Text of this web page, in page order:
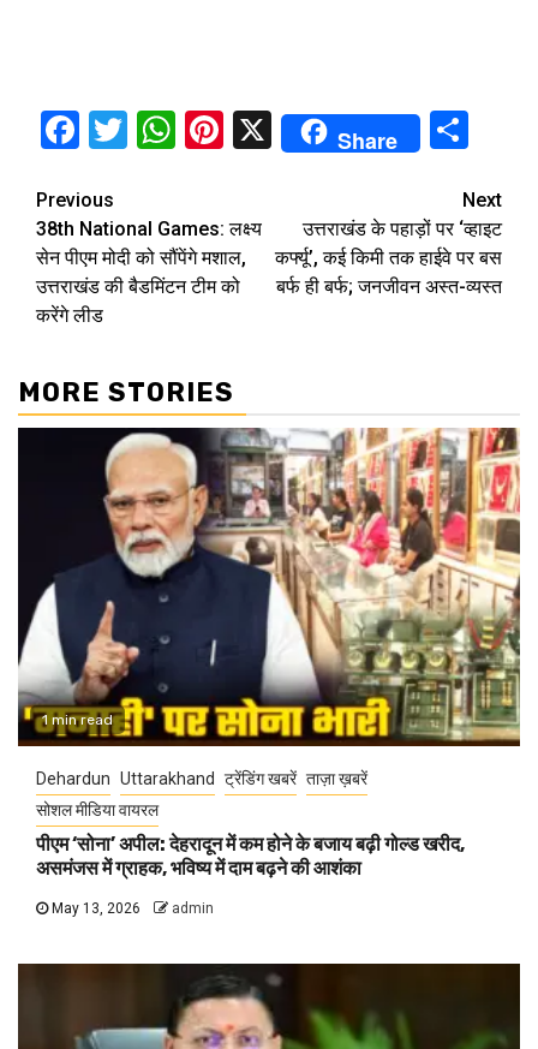
Facebook
Twitter
WhatsApp
Pinterest
X Share
Continue
Reading
Previous
38th National Games: लक्ष्य
सेन पीएम मोदी को सौंपेंगे मशाल,
उत्तराखंड की बैडमिंटन टीम को
करेंगे लीड
Next
उत्तराखंड के पहाड़ों पर ‘व्हाइट
कर्फ्यू’, कई किमी तक हाईवे पर बस
बर्फ ही बर्फ; जनजीवन अस्त-व्यस्त
MORE STORIES
1 min read
Dehardun Uttarakhand ट्रेंडिंग खबरें ताज़ा ख़बरें
सोशल मीडिया वायरल
पीएम ‘सोना’ अपील: देहरादून में कम होने के बजाय बढ़ी गोल्ड खरीद,
असमंजस में ग्राहक, भविष्य में दाम बढ़ने की आशंका
May 13, 2026 admin